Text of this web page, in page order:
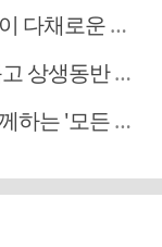
화 프로그램 운영
구맺기 봉사활동
모든 독서' 운영